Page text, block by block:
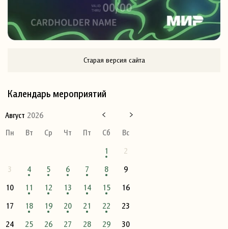
Старая версия сайта
Календарь мероприятий
Август 2026
Пн
Вт Ср Чт Пт Сб
Вс
1
2
3
4 5 6 7 8
9
10
11 12 13 14 15
16
17
18 19 20 21 22
23
24
25 26 27 28 29
30